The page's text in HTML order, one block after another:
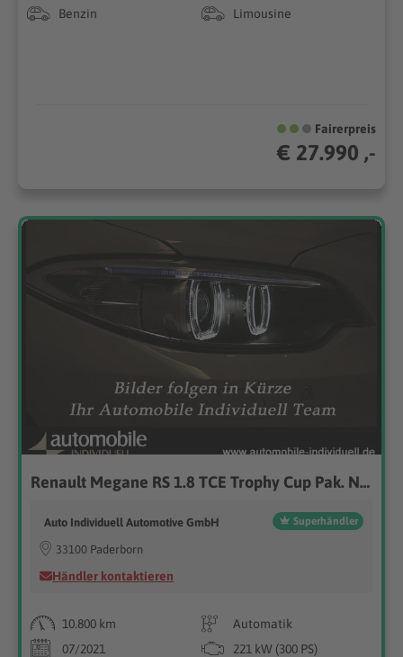
Benzin
Limousine
Fairerpreis
€ 27.990 ,-
Renault Megane RS 1.8 TCE Trophy Cup Pak. Navi Bose
Auto Individuell Automotive GmbH Superhändler
33100 Paderborn
Händler kontaktieren
10.800 km
Automatik
07/2021
221 kW (300 PS)